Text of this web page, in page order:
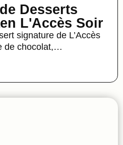
Desserts
L'Accès Soir
signature de L’Accès
de chocolat,…